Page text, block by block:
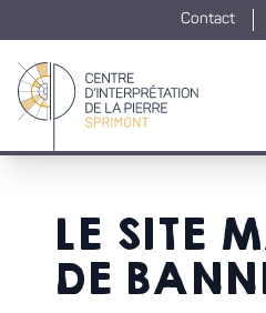
Contact
LE SITE
DE